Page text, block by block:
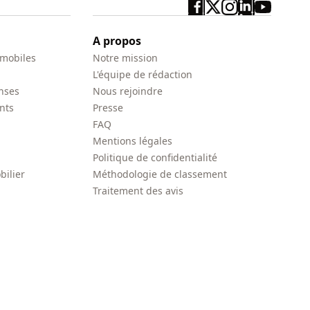
A propos
Notre mission
L'équipe de rédaction
Nous rejoindre
Presse
FAQ
Mentions légales
Politique de confidentialité
Méthodologie de classement
Traitement des avis